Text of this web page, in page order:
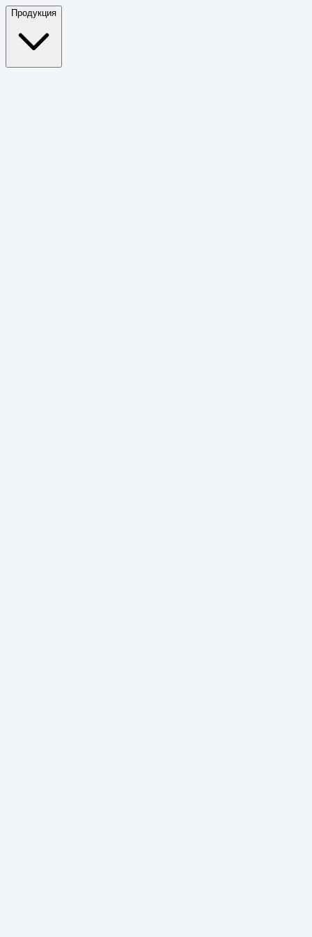
Продукция